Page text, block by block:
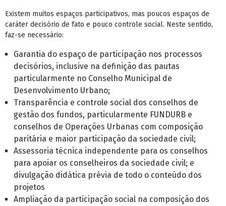
Existem muitos espaços participativos, mas poucos espaços de
caráter decisório de fato e pouco controle social. Neste sentido,
faz-se necessário:
Garantia do espaço de participação nos processos
decisórios, inclusive na definição das pautas
particularmente no Conselho Municipal de
Desenvolvimento Urbano;
Transparência e controle social dos conselhos de
gestão dos fundos, particularmente FUNDURB e
conselhos de Operações Urbanas com composição
paritária e maior participação da sociedade civil;
Assessoria técnica independente para os conselhos
para apoiar os conselheiros da sociedade civil; e
divulgação didática prévia de todo o conteúdo dos
projetos
Ampliação da participação social na composição dos